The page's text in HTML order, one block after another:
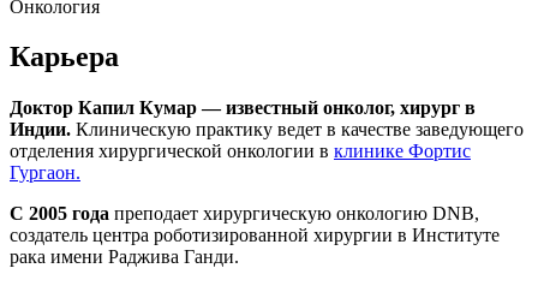
Онкология
Карьера
Доктор Капил Кумар — известный онколог, хирург в
Индии. Клиническую практику ведет в качестве заведующего
отделения хирургической онкологии в клинике Фортис
Гургаон.
С 2005 года преподает хирургическую онкологию DNB,
создатель центра роботизированной хирургии в Институте
рака имени Раджива Ганди.